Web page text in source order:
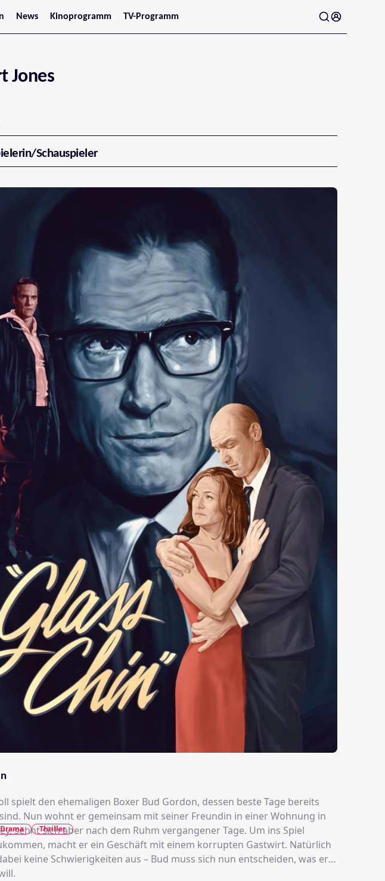
News
Stars
Kinoprogramm
Jetzt im Kino
Tirol
Vorarlberg
TV-Programm
Jones
Schauspieler
spielt den ehemaligen Boxer Bud Gordon, dessen beste Tage bereits
Nun wohnt er gemeinsam mit seiner Freundin in einer Wohnung in
sehnt sich aber nach dem Ruhm vergangener Tage. Um ins Spiel
macht er ein Geschäft mit einem korrupten Gastwirt. Natürlich
keine Schwierigkeiten aus – Bud muss sich nun entscheiden, was er
Drama Thriller